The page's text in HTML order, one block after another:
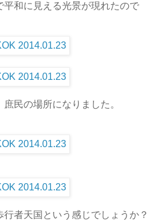
平和に見える光景が現れたので
民の場所になりました。
行者天国という感じでしょうか？